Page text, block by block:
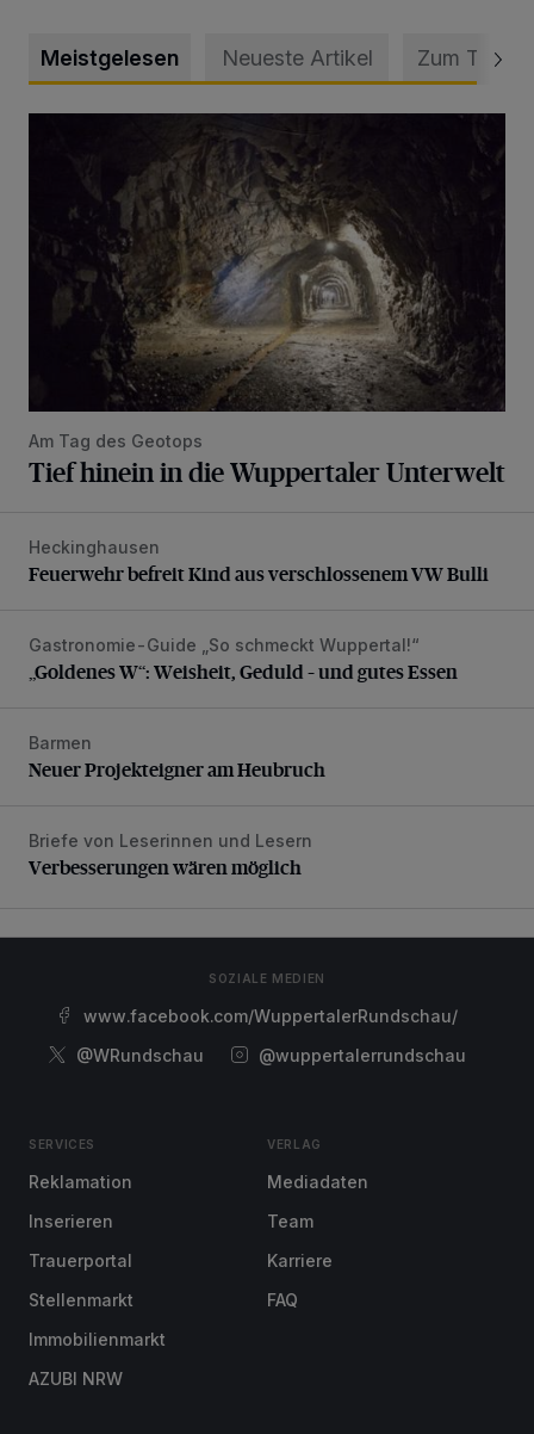
Meistgelesen Neueste Artikel Zum Thema
Am Tag des Geotops
Tief hinein in die Wuppertaler Unterwelt
Feuerwehr befreit Kind aus verschlossenem VW Bulli
Heckinghausen
Feuerwehr befreit Kind aus verschlossenem VW Bulli
„Goldenes W“: Weisheit, Geduld – und gutes Essen
Gastronomie-Guide „So schmeckt Wuppertal!“
„Goldenes W“: Weisheit, Geduld – und gutes Essen
Neuer Projekteigner am Heubruch
Barmen
Neuer Projekteigner am Heubruch
Verbesserungen wären möglich
Briefe von Leserinnen und Lesern
Verbesserungen wären möglich
SOZIALE MEDIEN
www.facebook.com/WuppertalerRundschau/
@WRundschau
@wuppertalerrundschau
SERVICES
Reklamation
Inserieren
Trauerportal
Stellenmarkt
Immobilienmarkt
AZUBI NRW
VERLAG
Mediadaten
Team
Karriere
FAQ